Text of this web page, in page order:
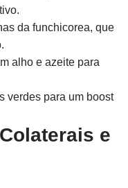
da funchicorea, que
alho e azeite para
verdes para um boost
e